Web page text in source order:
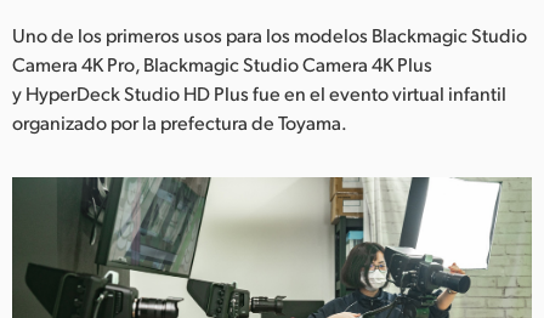
Uno de los primeros usos para los modelos Blackmagic Studio
Camera 4K Pro, Blackmagic Studio Camera 4K Plus
y HyperDeck Studio HD Plus fue en el evento virtual infantil
organizado por la prefectura de Toyama.